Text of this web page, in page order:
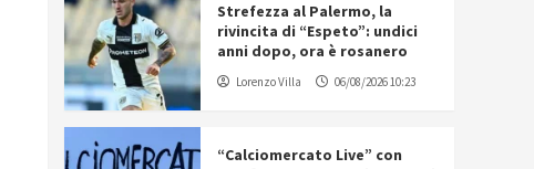
Strefezza al Palermo, la
rivincita di “Espeto”: undici
anni dopo, ora è rosanero
Lorenzo Villa 06/08/2026 10:23
“Calciomercato Live” con